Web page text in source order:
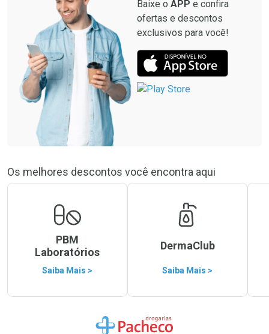
Baixe o APP e confira
ofertas e descontos
exclusivos para você!
Os melhores descontos você encontra aqui
PBM
Laboratórios
Saiba Mais >
DermaClub
Saiba Mais >
Ir para a Home